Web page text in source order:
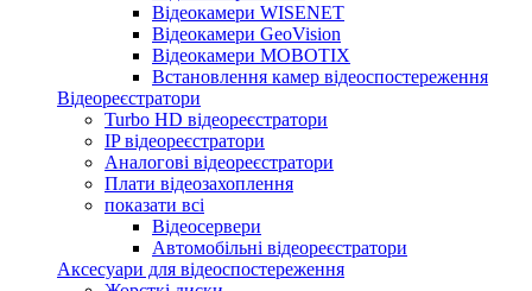
Відеокамери WISENET
Відеокамери GeoVision
Відеокамери MOBOTIX
Встановлення камер відеоспостереження
Відеореєстратори
Turbo HD відеореєстратори
IP відеореєстратори
Аналогові відеореєстратори
Плати відеозахоплення
показати всі
Відеосервери
Автомобільні відеореєстратори
Аксесуари для відеоспостереження